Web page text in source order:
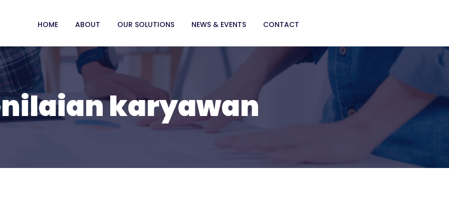
HOME ABOUT OUR SOLUTIONS NEWS & EVENTS CONTACT
karyawan